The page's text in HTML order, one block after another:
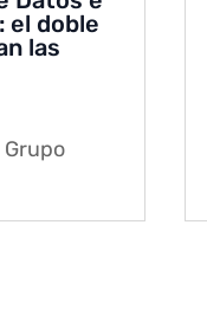
el doble
las